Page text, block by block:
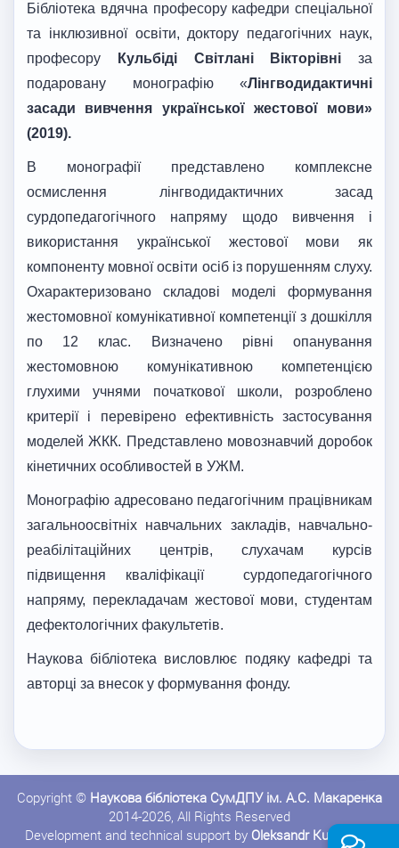
Бібліотека вдячна професору кафедри спеціальної
та інклюзивної освіти, доктору педагогічних наук,
професору
Кульбіді Світлані Вікторівні за
подаровану монографію «Лінгводидактичні
засади вивчення української жестової мови»
(2019).
В монографії представлено комплексне
осмислення лінгводидактичних засад
сурдопедагогічного напряму щодо вивчення і
використання української жестової мови як
компоненту мовної освіти осіб із порушенням слуху.
Охарактеризовано складові моделі формування
жестомовної комунікативної компетенції з дошкілля
по 12 клас. Визначено рівні опанування
жестомовною комунікативною компетенцією
глухими учнями початкової школи, розроблено
критерії і перевірено ефективність застосування
моделей ЖКК. Представлено мовознавчий доробок
кінетичних особливостей в УЖМ.
Монографію адресовано педагогічним працівникам
загальноосвітніх навчальних закладів, навчально-
реабілітаційних центрів, слухачам курсів
підвищення кваліфікації сурдопедагогічного
напряму, перекладачам жестової мови, студентам
дефектологічних факультетів.
Наукова бібліотека висловлює подяку кафедрі та
авторці за внесок у формування фонду.
Copyright © Наукова бібліотека СумДПУ ім. А.С. Макаренка
2014-2026, All Rights Reserved
Development and technical support by Oleksandr Kushnerov